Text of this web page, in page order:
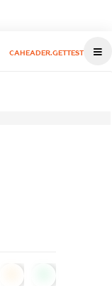
CAHEADER.GETTEST